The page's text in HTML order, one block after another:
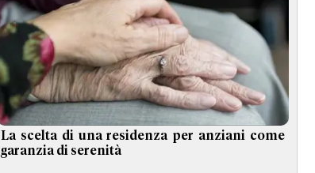
La scelta di una residenza per anziani come
garanzia di serenità